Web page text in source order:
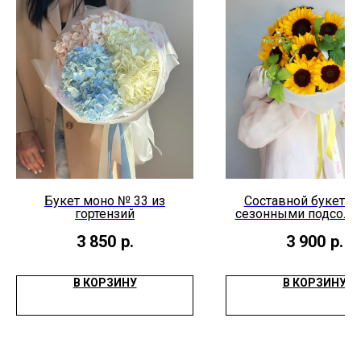
Букет моно № 33 из
гортензий
3 850 р.
В КОРЗИНУ
Составной букет
сезонными
3 900 р.
В КОРЗИНУ